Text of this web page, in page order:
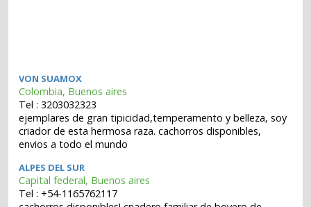
VON SUAMOX
Colombia, Buenos aires
Tel : 3203032323
ejemplares de gran tipicidad,temperamento y belleza, soy
criador de esta hermosa raza. cachorros disponibles,
envios a todo el mundo
ALPES DEL SUR
Capital federal, Buenos aires
Tel : +54-1165762117